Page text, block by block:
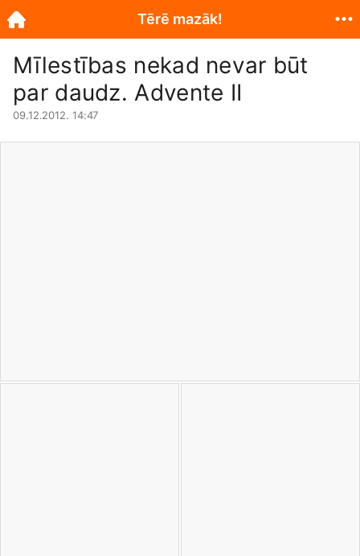
Mīlestības nekad nevar būt
par daudz. Advente II
09.12.2012. 14:47
Tērē mazāk!